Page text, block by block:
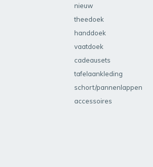
nieuw
theedoek
handdoek
vaatdoek
cadeausets
tafelaankleding
schort/pannenlappen
accessoires